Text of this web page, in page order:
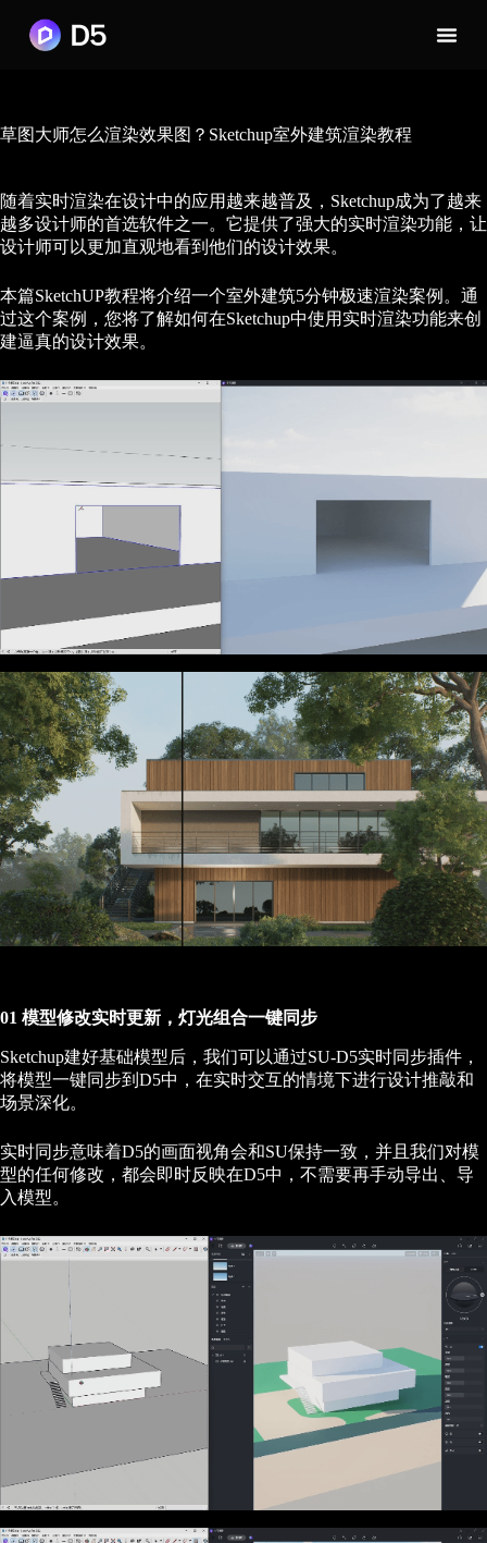
草图大师怎么渲染效果图？Sketchup室外建筑渲染教程
随着实时渲染在设计中的应用越来越普及，Sketchup成为了越来
越多设计师的首选软件之一。它提供了强大的实时渲染功能，让
设计师可以更加直观地看到他们的设计效果。
本篇SketchUP教程将介绍一个室外建筑5分钟极速渲染案例。通
过这个案例，您将了解如何在Sketchup中使用实时渲染功能来创
建逼真的设计效果。
01 模型修改实时更新，灯光组合一键同步
Sketchup建好基础模型后，我们可以通过SU-D5实时同步插件，
将模型一键同步到D5中，在实时交互的情境下进行设计推敲和
场景深化。
实时同步意味着D5的画面视角会和SU保持一致，并且我们对模
型的任何修改，都会即时反映在D5中，不需要再手动导出、导
入模型。